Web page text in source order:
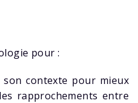
pour :
contexte pour mieux
rapprochements entre